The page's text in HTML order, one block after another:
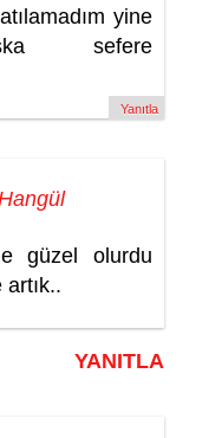
yine
sefere
Yanıtla
güzel olurdu
YANITLA